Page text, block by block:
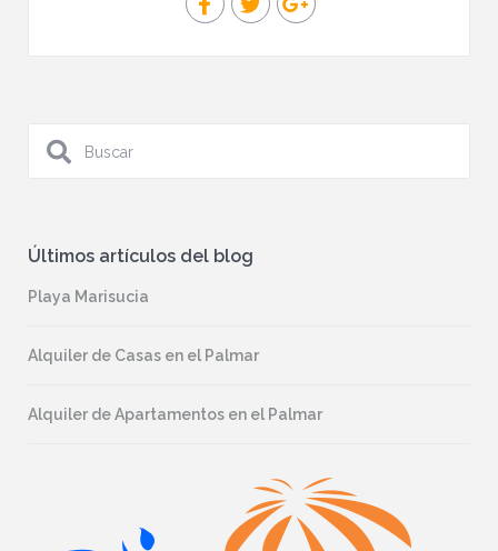
Últimos artículos del blog
Playa Marisucia
Alquiler de Casas en el Palmar
Alquiler de Apartamentos en el Palmar